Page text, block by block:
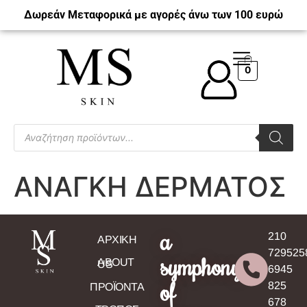
Δωρεάν Μεταφορικά με αγορές άνω των 100 ευρώ
0
ΑΝΑΓΚΗ ΔΕΡΜΑΤΟΣ
ΑΡΧΙΚΗ
ABOUT
US
ΠΡΟΪΟΝΤΑ
a
symphony
of
210
6945
825
678